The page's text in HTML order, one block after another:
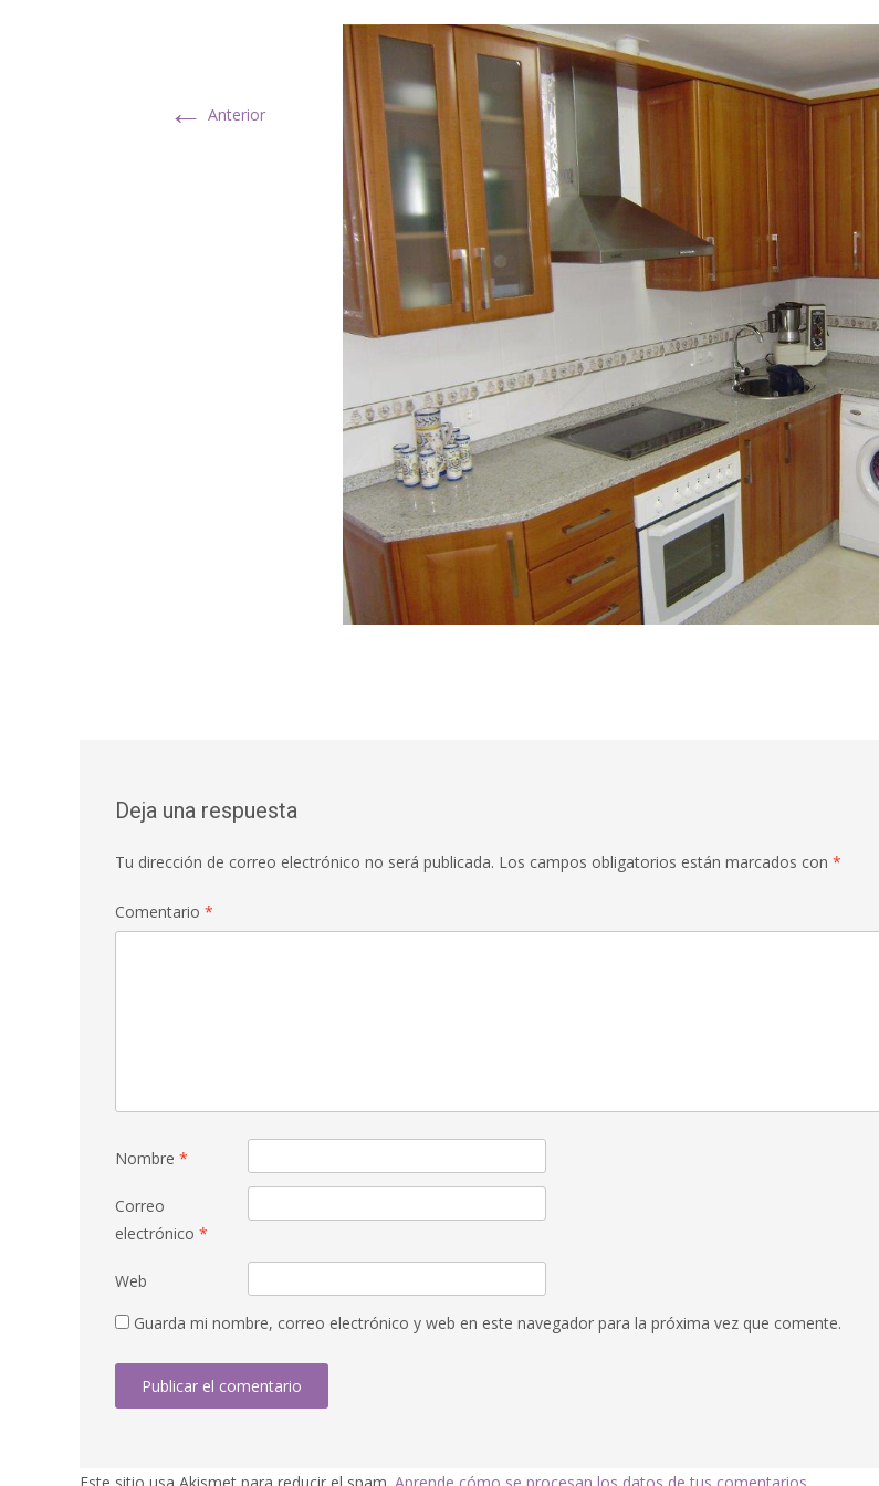
← Anterior
Deja una respuesta
Tu dirección de correo electrónico no será publicada. Los campos obligatorios están marcados con *
Comentario *
Nombre *
Correo
electrónico *
Web
Guarda mi nombre, correo electrónico y web en este navegador para la próxima vez que comente.